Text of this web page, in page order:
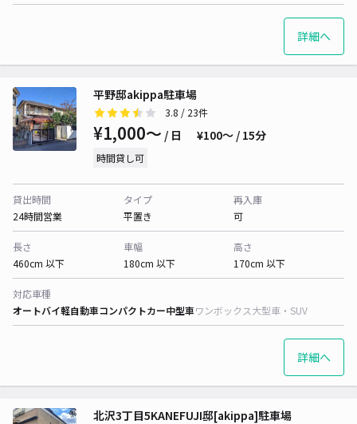
詳細へ
平野邸akippa駐車場
3.8 / 23件
¥1,000〜 / 日 ¥100〜 / 15分
時間貸し可
貸出時間
24時間営業
タイプ
平置き
再入庫
可
長さ
460cm 以下
車幅
180cm 以下
高さ
170cm 以下
対応車種
オートバイ軽自動車コンパクトカー中型車ワンボックス大型車・SUV
詳細へ
北沢3丁目5KANEFUJI邸[akippa]駐車場